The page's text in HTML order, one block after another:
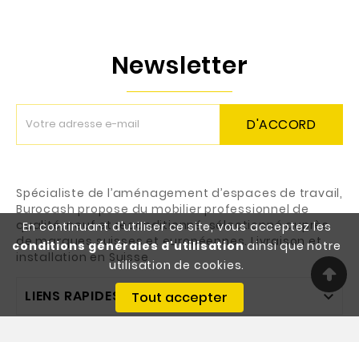
En continuant d'utiliser ce site, vous acceptez les
conditions générales d'utilisationainsi que notre
utilisation de cookies.
Tout accepter
Newsletter
D'ACCORD
Spécialiste de l’aménagement d’espaces de travail,
Burocash propose du mobilier professionnel de
qualité, neuf et reconditionné, sélectionné auprès
de marques suisses et européennes. Livraison et
installation en Suisse
LIENS RAPIDES 